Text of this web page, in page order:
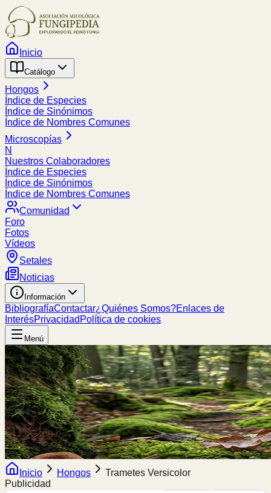
Inicio
Catálogo
Hongos
Índice de Especies
Índice de Sinónimos
Índice de Nombres Comunes
Microscopías
N
Nuestros Colaboradores
Índice de Especies
Índice de Sinónimos
Índice de Nombres Comunes
Comunidad
Foro
Fotos
Vídeos
Setales
Noticias
Información
BibliografíaContactar¿Quiénes Somos?Enlaces de
InterésPrivacidad Política de cookies
Menú
Inicio Hongos
Trametes Versicolor
Publicidad